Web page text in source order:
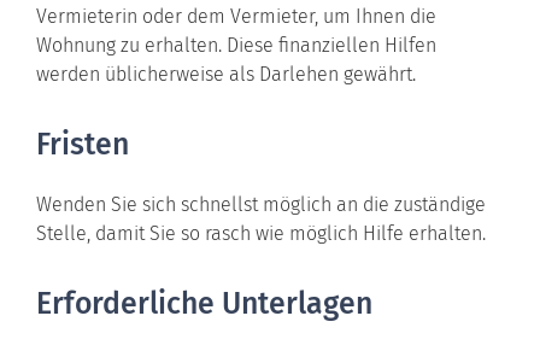
Vermieterin oder dem Vermieter, um Ihnen die
Wohnung zu erhalten. Diese finanziellen Hilfen
werden üblicherweise als Darlehen gewährt.
Fristen
Wenden Sie sich schnellst möglich an die zuständige
Stelle, damit Sie so rasch wie möglich Hilfe erhalten.
Erforderliche Unterlagen